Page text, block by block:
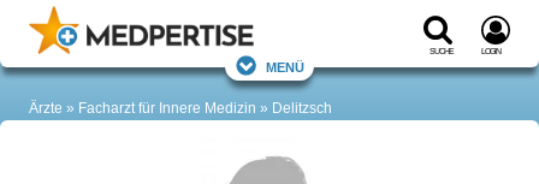
Suche Login
Menü
Ärzte Facharzt für Innere Medizin Delitzsch